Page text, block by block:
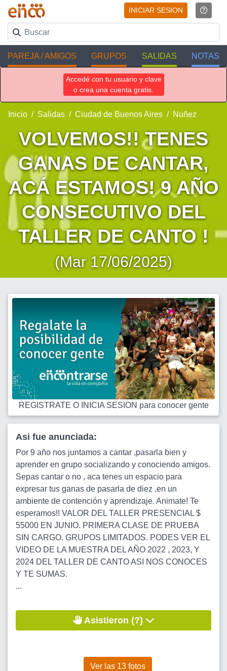
INICIAR SESION
PAREJA / AMIGOS GRUPOS SALIDAS NOTAS
Accedé con tu usuario y clave
o crea una cuenta gratis.
Inicio Salidas Ciudad de Buenos Aires Nuñez
VOLVEMOS!! TENES
GANAS DE CANTAR,
ACÁ ESTAMOS! 9 AÑO
CONSECUTIVO DEL
TALLER DE CANTO !
(Mar 17/06/2025)
REGISTRATE O INICIA SESION para conocer gente
Asi fue anunciada:
Por 9 año nos juntamos a cantar ,pasarla bien y
aprender en grupo socializando y conociendo amigos.
Sepas cantar o no , aca tenes un espacio para
expresar tus ganas de pasarla de diez ,en un
ambiente de contención y aprendizaje. Animate! Te
esperamos!! VALOR DEL TALLER PRESENCIAL $
55000 EN JUNIO. PRIMERA CLASE DE PRUEBA
SIN CARGO. GRUPOS LIMITADOS. PODES VER EL
VIDEO DE LA MUESTRA DEL AÑO 2022 , 2023, Y
2024 DEL TALLER DE CANTO ASI NOS CONOCES
Y TE SUMAS.
...
Asistieron (?)
Ver las 13 fotos